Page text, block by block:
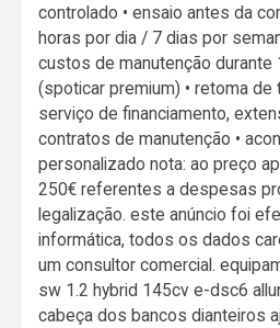
controlado • ensaio antes da
horas por dia / 7 dias por
custos de manutenção durante
(spoticar premium) • retoma de
serviço de financiamento,
contratos de manutenção •
personalizado nota: ao preço
250€ referentes a despesas
legalização. este anúncio foi
informática, todos os dados
um consultor comercial.
sw 1.2 hybrid 145cv e-dsc6
cabeça dos bancos dianteiros